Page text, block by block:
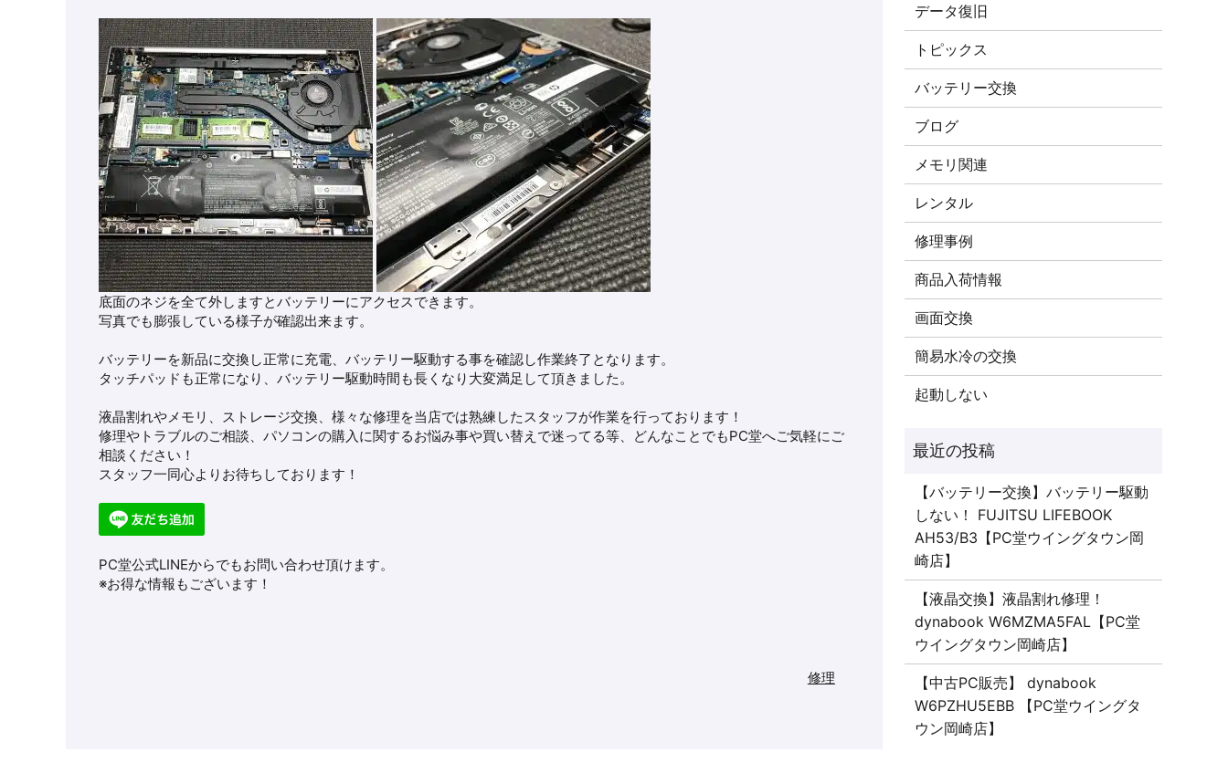
底面のネジを全て外しますとバッテリーにアクセスできます。
写真でも膨張している様子が確認出来ます。
バッテリーを新品に交換し正常に充電、バッテリー駆動する事を確認し作業終了となります。
タッチパッドも正常になり、バッテリー駆動時間も長くなり大変満足して頂きました。
液晶割れやメモリ、ストレージ交換、様々な修理を当店では熟練したスタッフが作業を行っております！
修理やトラブルのご相談、パソコンの購入に関するお悩み事や買い替えで迷ってる等、どんなことでもPC堂へご気軽にご
相談ください！
スタッフ一同心よりお待ちしております！
PC堂公式LINEからでもお問い合わせ頂けます。
※お得な情報もございます！
修理
データ復旧
トピックス
バッテリー交換
ブログ
メモリ関連
レンタル
修理事例
商品入荷情報
画面交換
簡易水冷の交換
起動しない
【バッテリー交換】バッテリー駆動
しない！ FUJITSU LIFEBOOK
AH53/B3【PC堂ウイングタウン岡
崎店】
【液晶交換】液晶割れ修理！
dynabook W6MZMA5FAL【PC堂
ウイングタウン岡崎店】
【中古PC販売】 dynabook
W6PZHU5EBB 【PC堂ウイングタ
ウン岡崎店】